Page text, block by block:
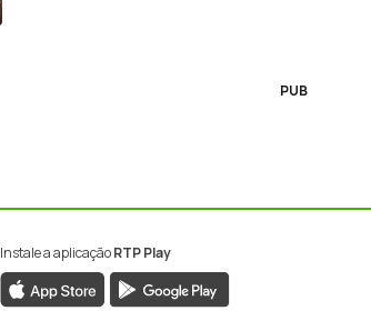
PUB
Instale a aplicaçãoRTP Play